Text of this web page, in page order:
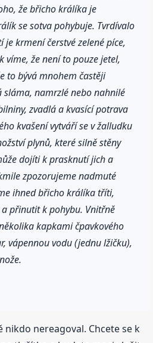
že břicho králíka je
se sotva pohybuje. Tvrdívalo
krmení čerstvé zelené píce,
víme, že není to pouze jetel,
to bývá mnohem častěji
sláma, namrzlé nebo nahnilé
zvadlá a kvasící potrava
kvašení vytváří se v žalludku
plynů, které silně stěny
dojíti k prasknutí jich a
zpozorujeme nadmuté
ihned břicho králíka tříti,
přinutit k pohybu. Vnitřně
kapkami čpavkového
vápennou vodu (jednu lžičku),
nereagoval. Chcete se k